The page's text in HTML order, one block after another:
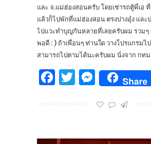
และ จ.แม่ฮ่องสอนครับ โดยเช่ารถตู้พี่เอ
แล้วก็ไปพักที่แม่ฮ่องสอน ตรงปางอุ๋ง และ
ไปแวะทำบุญกันหลายที่เลยครับผม รวมๆ
พอดี : ) ถ้าเพื่อนๆ ท่านใด วางโปรแกรมไ
สามารถไปตามได้นะครับผม นั่งจาก กท
Facebook
TwitterShare